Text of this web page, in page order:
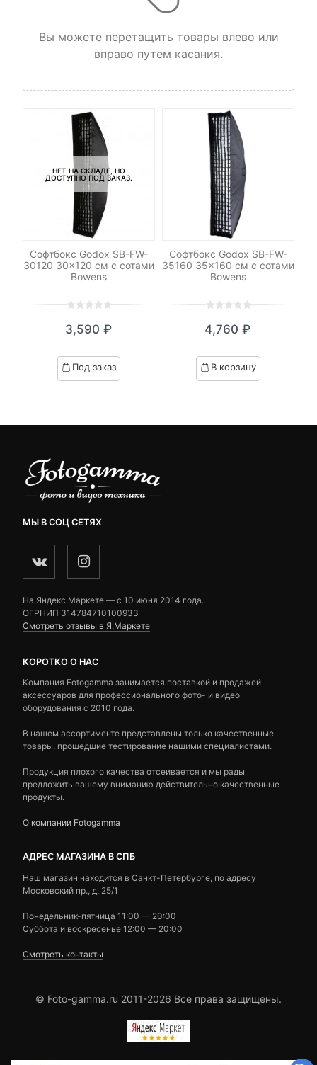
Вы можете перетащить товары влево или
вправо путем касания.
НЕТ НА СКЛАДЕ, НО
ДОСТУПНО ПОД ЗАКАЗ.
Софтбокс Godox SB-FW-
30120 30×120 см с сотами
Bowens
out
based
on
3,590 ₽
Под заказ
Софтбокс Godox SB-FW-
35160 35×160 см с сотами
Bowens
out
based
on
4,760 ₽
В корзину
МЫ В СОЦ СЕТЯХ
На Яндекс.Маркете — c 10 июня 2014 года.
ОГРНИП 314784710100933
Смотреть отзывы в Я.Маркете
КОРОТКО О НАС
Компания Fotogamma занимается поставкой и продажей
аксессуаров для профессионального фото- и видео
оборудования с 2010 года.
В нашем ассортименте представлены только качественные
товары, прошедшие тестирование нашими специалистами.
Продукция плохого качества отсеивается и мы рады
предложить вашему вниманию действительно качественные
продукты.
О компании Fotogamma
АДРЕС МАГАЗИНА В СПБ
Наш магазин находится в Санкт-Петербурге, по адресу
Московский пр., д. 25/1
Понедельник-пятница 11:00 — 20:00
Суббота и воскресенье 12:00 — 20:00
Смотреть контакты
© Foto-gamma.ru 2011-2026 Все права защищены.